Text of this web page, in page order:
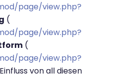
page/view.php?
(
page/view.php?
(
page/view.php?
von all diesen